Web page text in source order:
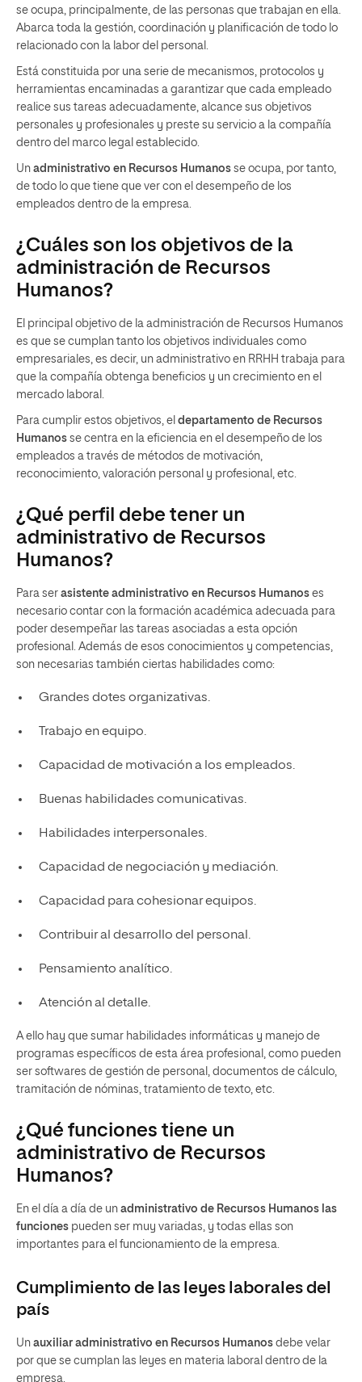
se ocupa, principalmente, de las personas que trabajan en ella.
Abarca toda la gestión, coordinación y planificación de todo lo
relacionado con la labor del personal.
Está constituida por una serie de mecanismos, protocolos y
herramientas encaminadas a garantizar que cada empleado
realice sus tareas adecuadamente, alcance sus objetivos
personales y profesionales y preste su servicio a la compañía
dentro del marco legal establecido.
Un administrativo en Recursos Humanos se ocupa, por tanto,
de todo lo que tiene que ver con el desempeño de los
empleados dentro de la empresa.
¿Cuáles son los objetivos de la
administración de Recursos
Humanos?
El principal objetivo de la administración de Recursos Humanos
es que se cumplan tanto los objetivos individuales como
empresariales, es decir, un administrativo en RRHH trabaja para
que la compañía obtenga beneficios y un crecimiento en el
mercado laboral.
Para cumplir estos objetivos, el departamento de Recursos
Humanos se centra en la eficiencia en el desempeño de los
empleados a través de métodos de motivación,
reconocimiento, valoración personal y profesional, etc.
¿Qué perfil debe tener un
administrativo de Recursos
Humanos?
Para ser asistente administrativo en Recursos Humanos es
necesario contar con la formación académica adecuada para
poder desempeñar las tareas asociadas a esta opción
profesional. Además de esos conocimientos y competencias,
son necesarias también ciertas habilidades como:
Grandes dotes organizativas.
Trabajo en equipo.
Capacidad de motivación a los empleados.
Buenas habilidades comunicativas.
Habilidades interpersonales.
Capacidad de negociación y mediación.
Capacidad para cohesionar equipos.
Contribuir al desarrollo del personal.
Pensamiento analítico.
Atención al detalle.
A ello hay que sumar habilidades informáticas y manejo de
programas específicos de esta área profesional, como pueden
ser softwares de gestión de personal, documentos de cálculo,
tramitación de nóminas, tratamiento de texto, etc.
¿Qué funciones tiene un
administrativo de Recursos
Humanos?
En el día a día de un administrativo de Recursos Humanos las
funciones pueden ser muy variadas, y todas ellas son
importantes para el funcionamiento de la empresa.
Cumplimiento de las leyes laborales del
país
Un auxiliar administrativo en Recursos Humanos debe velar
por que se cumplan las leyes en materia laboral dentro de la
empresa.